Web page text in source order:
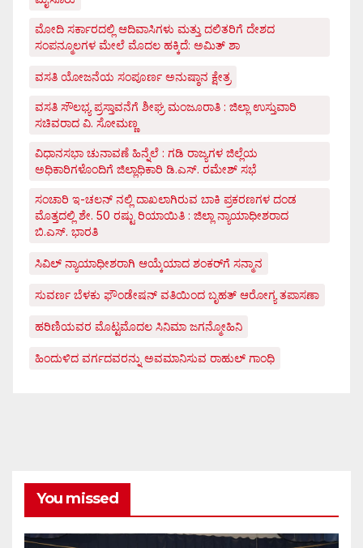
ಮೋದಿ ಸರ್ಕಾರದಲ್ಲಿ ಆದಿವಾಸಿಗಳು ಮತ್ತು ದಲಿತರಿಗೆ ದೇಶದ
ಸಂಪನ್ಮೂಲಗಳ ಮೇಲೆ ಮೊದಲ ಹಕ್ಕಿದೆ: ಅಮಿತ್ ಶಾ
ವಸತಿ ಯೋಜನೆಯ ಸಂಪೂರ್ಣ ಅನುಷ್ಠಾನ ಕ್ಷೇತ್ರ
ವಸತಿ ಸೌಲಭ್ಯ ಪ್ರಸ್ತಾವನೆಗೆ ಶೀಘ್ರ ಮಂಜೂರಾತಿ : ಜಿಲ್ಲಾ ಉಸ್ತುವಾರಿ
ಸಚಿವರಾದ ವಿ. ಸೋಮಣ್ಣ
ವಿಧಾನಸಭಾ ಚುನಾವಣೆ ಹಿನ್ನೆಲೆ : ಗಡಿ ರಾಜ್ಯಗಳ ಜಿಲ್ಲೆಯ
ಅಧಿಕಾರಿಗಳೊಂದಿಗೆ ಜಿಲ್ಲಾಧಿಕಾರಿ ಡಿ.ಎಸ್. ರಮೇಶ್ ಸಭೆ
ಸಂಚಾರಿ ಇ-ಚಲನ್ ನಲ್ಲಿ ದಾಖಲಾಗಿರುವ ಬಾಕಿ ಪ್ರಕರಣಗಳ ದಂಡ
ಮೊತ್ತದಲ್ಲಿ ಶೇ. 50 ರಷ್ಟು ರಿಯಾಯಿತಿ : ಜಿಲ್ಲಾ ನ್ಯಾಯಾಧೀಶರಾದ
ಬಿ.ಎಸ್. ಭಾರತಿ
ಸಿವಿಲ್ ನ್ಯಾಯಾಧೀಶರಾಗಿ ಆಯ್ಕೆಯಾದ ಶಂಕರ್‌ಗೆ ಸನ್ಮಾನ
ಸುವರ್ಣ ಬೆಳಕು ಫೌಂಡೇಷನ್ ವತಿಯಿಂದ ಬೃಹತ್ ಆರೋಗ್ಯ ತಪಾಸಣಾ
ಹರಿಣಿಯವರ ಮೊಟ್ಟಮೊದಲ ಸಿನಿಮಾ ಜಗನ್ಮೋಹಿನಿ
ಹಿಂದುಳಿದ ವರ್ಗದವರನ್ನು ಅವಮಾನಿಸುವ ರಾಹುಲ್ ಗಾಂಧಿ
You missed